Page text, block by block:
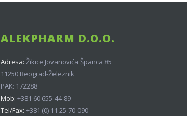
ALEKPHARM D.O.O.
Adresa: Žikice Jovanovića Španca 85
11250 Beograd-Železnik
PAK: 172288
Mob: +381 60 655-44-89
Tel/Fax: +381 (0) 11 25-70-090